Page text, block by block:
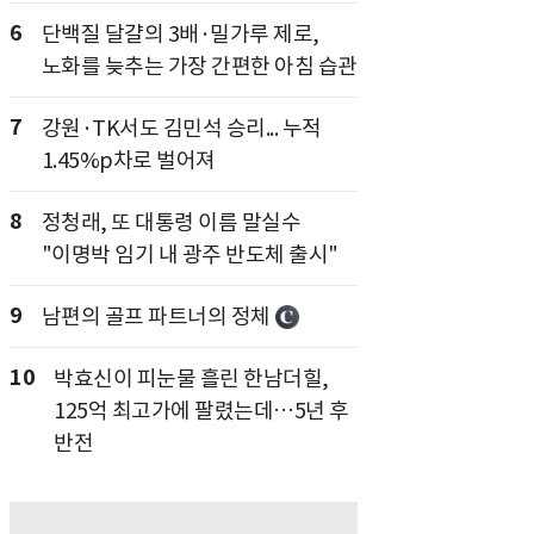
6
단백질 달걀의 3배·밀가루 제로,
노화를 늦추는 가장 간편한 아침 습관
7
강원·TK서도 김민석 승리... 누적
1.45%p차로 벌어져
8
정청래, 또 대통령 이름 말실수
"이명박 임기 내 광주 반도체 출시"
9 남편의 골프 파트너의 정체
10
박효신이 피눈물 흘린 한남더힐,
125억 최고가에 팔렸는데…5년 후
반전